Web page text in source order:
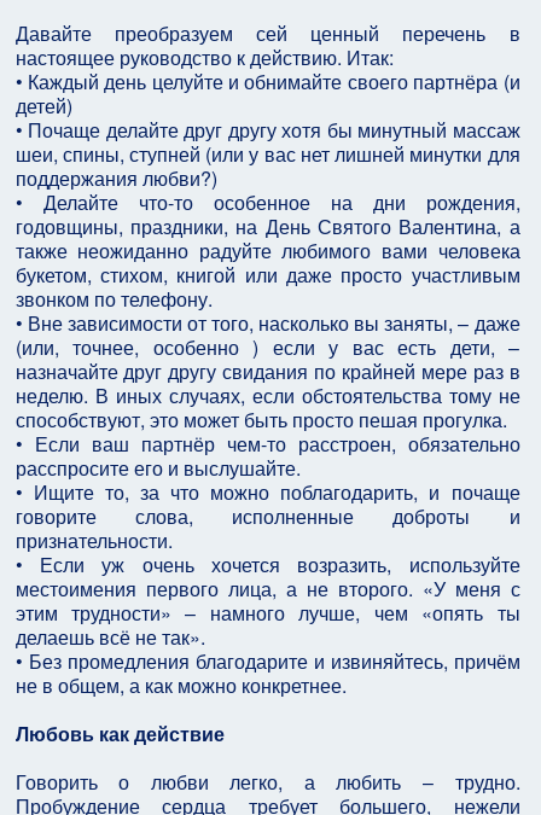
Давайте преобразуем сей ценный перечень в
настоящее руководство к действию. Итак:
• Каждый день целуйте и обнимайте своего партнёра (и
детей)
• Почаще делайте друг другу хотя бы минутный массаж
шеи, спины, ступней (или у вас нет лишней минутки для
поддержания любви?)
• Делайте что-то особенное на дни рождения,
годовщины, праздники, на День Святого Валентина, а
также неожиданно радуйте любимого вами человека
букетом, стихом, книгой или даже просто участливым
звонком по телефону.
• Вне зависимости от того, насколько вы заняты, – даже
(или, точнее, особенно ) если у вас есть дети, –
назначайте друг другу свидания по крайней мере раз в
неделю. В иных случаях, если обстоятельства тому не
способствуют, это может быть просто пешая прогулка.
• Если ваш партнёр чем-то расстроен, обязательно
расспросите его и выслушайте.
• Ищите то, за что можно поблагодарить, и почаще
говорите слова, исполненные доброты и
признательности.
• Если уж очень хочется возразить, используйте
местоимения первого лица, а не второго. «У меня с
этим трудности» – намного лучше, чем «опять ты
делаешь всё не так».
• Без промедления благодарите и извиняйтесь, причём
не в общем, а как можно конкретнее.
Любовь как действие
Говорить о любви легко, а любить – трудно.
Пробуждение сердца требует большего, нежели